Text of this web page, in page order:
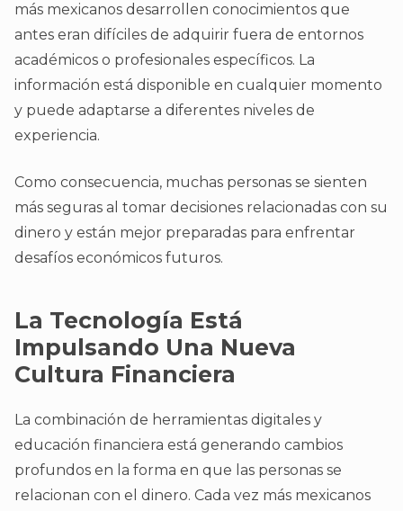
más mexicanos desarrollen conocimientos que
antes eran difíciles de adquirir fuera de entornos
académicos o profesionales específicos. La
información está disponible en cualquier momento
y puede adaptarse a diferentes niveles de
experiencia.
Como consecuencia, muchas personas se sienten
más seguras al tomar decisiones relacionadas con su
dinero y están mejor preparadas para enfrentar
desafíos económicos futuros.
La Tecnología Está
Impulsando Una Nueva
Cultura Financiera
La combinación de herramientas digitales y
educación financiera está generando cambios
profundos en la forma en que las personas se
relacionan con el dinero. Cada vez más mexicanos